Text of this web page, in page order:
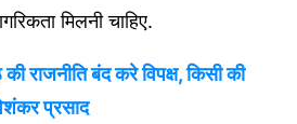
मिलनी चाहिए.
राजनीति बंद करे विपक्ष, किसी की
प्रसाद